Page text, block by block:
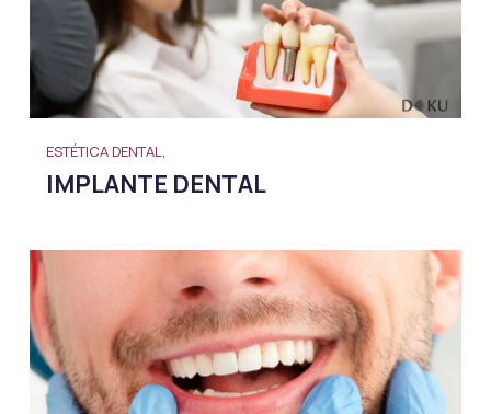
ESTÉTICA DENTAL,
IMPLANTE DENTAL